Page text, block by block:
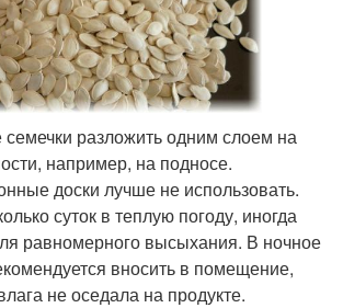
разложить одним слоем на
например, на подносе.
доски лучше не использовать.
суток в теплую погоду, иногда
равномерного высыхания. В ночное
вносить в помещение,
не оседала на продукте.